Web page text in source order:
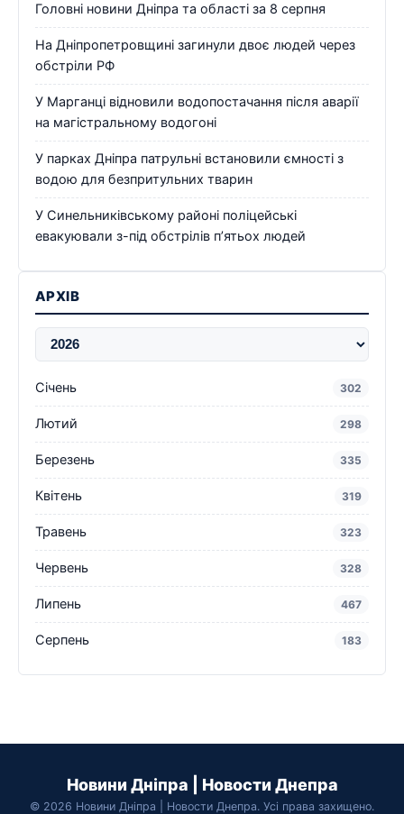
Головні новини Дніпра та області за 8 серпня
На Дніпропетровщині загинули двоє людей через
обстріли РФ
У Марганці відновили водопостачання після аварії
на магістральному водогоні
У парках Дніпра патрульні встановили ємності з
водою для безпритульних тварин
У Синельниківському районі поліцейські
евакуювали з-під обстрілів п’ятьох людей
АРХІВ
Січень 302
Лютий 298
Березень 335
Квітень 319
Травень 323
Червень 328
Липень 467
Серпень 183
Новини Дніпра | Новости Днепра
© 2026 Новини Дніпра | Новости Днепра. Усі права захищено.